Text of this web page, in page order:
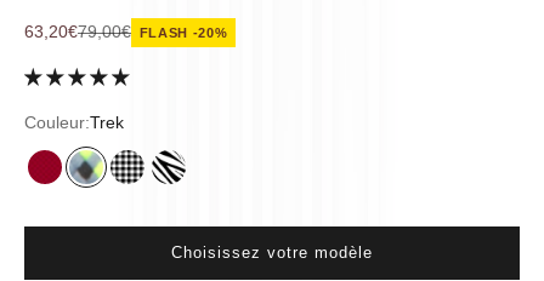
Prix de vente
63,20€Prix normal
79,00€ FLASH -20%
Couleur:Trek
CherryTrek VichyZèbre
Choisissez votre modèle